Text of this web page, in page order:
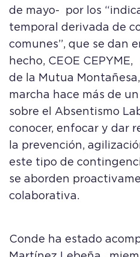
de mayo- por los
temporal derivada de
comunes”, que se dan
hecho, CEOE
de la Mutua
marcha hace más de
sobre el Absentismo
conocer, enfocar y dar
la prevención,
este tipo de
se aborden
colaborativa.
Conde ha estado